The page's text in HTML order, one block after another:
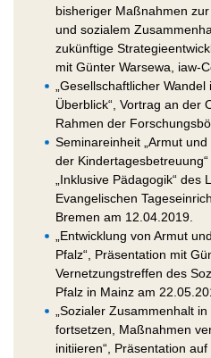
bisheriger Maßnahmen
und sozialem
zukünftige
mit Günter Warsewa, iaw-
„Gesellschaftlicher
Überblick“, Vortrag an der
Rahmen der
Seminareinheit „Armut
der
„Inklusive Pädagogik“
Evangelischen
Bremen am 12.04.2019.
„Entwicklung von Armut
Pfalz“, Präsentation mit
Vernetzungstreffen des
Pfalz in Mainz am
„Sozialer Zusammenhalt
fortsetzen, Maßnahmen
initiieren“, Präsentation